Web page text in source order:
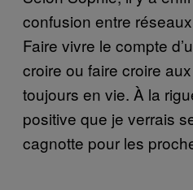
confusion entre
Faire vivre le compte
croire ou faire croire
toujours en vie. À la
positive que je verrais
cagnotte pour les